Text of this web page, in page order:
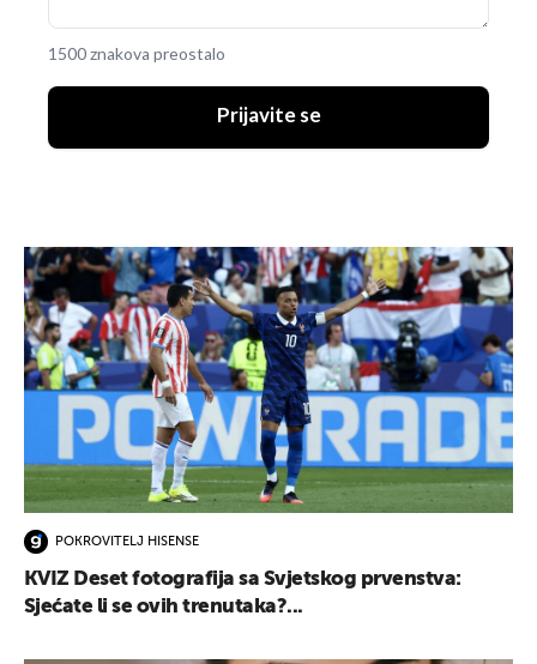
1500 znakova preostalo
Prijavite se
POKROVITELJ HISENSE
KVIZ Deset fotografija sa Svjetskog prvenstva:
Sjećate li se ovih trenutaka?...